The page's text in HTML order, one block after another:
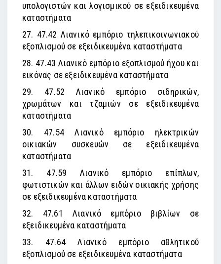
υπολογιστών και λογισμικού σε εξειδικευμένα
καταστήματα
27. 47.42 Λιανικό εμπόριο τηλεπικοινωνιακού
εξοπλισμού σε εξειδικευμένα καταστήματα
28. 47.43 Λιανικό εμπόριο εξοπλισμού ήχου και
εικόνας σε εξειδικευμένα καταστήματα
29. 47.52 Λιανικό εμπόριο σιδηρικών,
χρωμάτων και τζαμιών σε εξειδικευμένα
καταστήματα
30. 47.54 Λιανικό εμπόριο ηλεκτρικών
οικιακών συσκευών σε εξειδικευμένα
καταστήματα
31. 47.59 Λιανικό εμπόριο επίπλων,
φωτιστικών και άλλων ειδών οικιακής χρήσης
σε εξειδικευμένα καταστήματα
32. 47.61 Λιανικό εμπόριο βιβλίων σε
εξειδικευμένα καταστήματα
33. 47.64 Λιανικό εμπόριο αθλητικού
εξοπλισμού σε εξειδικευμένα καταστήματα